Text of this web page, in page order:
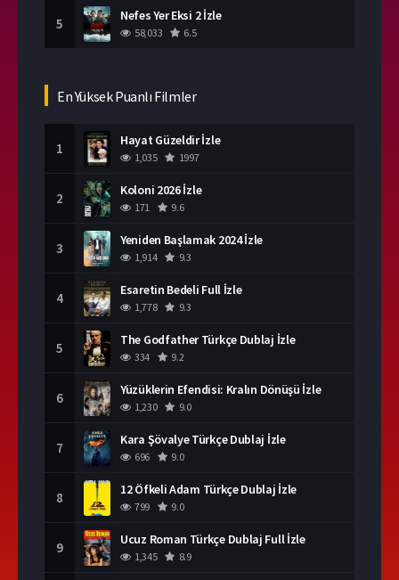
5 Nefes Yer Eksi 2 İzle
58,033 6.5
En Yüksek Puanlı Filmler
1 Hayat Güzeldir İzle
1,035 1997
2 Koloni 2026 İzle
171 9.6
3 Yeniden Başlamak 2024 İzle
1,914 9.3
4 Esaretin Bedeli Full İzle
1,778 9.3
5 The Godfather Türkçe Dublaj İzle
334 9.2
6 Yüzüklerin Efendisi: Kralın Dönüşü İzle
1,230 9.0
7 Kara Şövalye Türkçe Dublaj İzle
696 9.0
8 12 Öfkeli Adam Türkçe Dublaj İzle
799 9.0
9 Ucuz Roman Türkçe Dublaj Full İzle
1,345 8.9